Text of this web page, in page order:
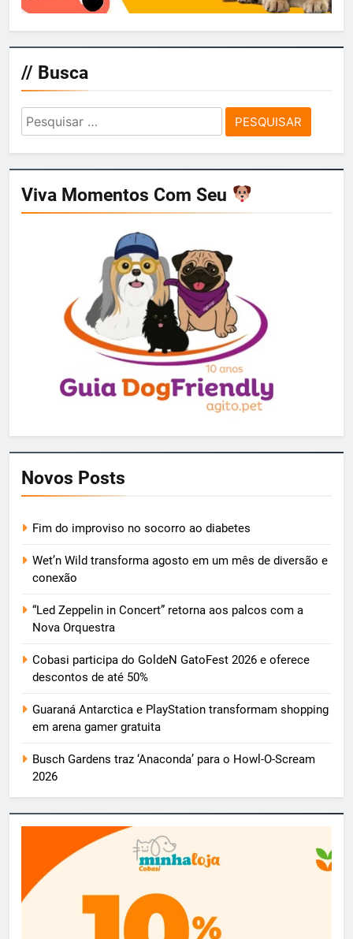
// Busca
Pesquisar
por:
Viva Momentos Com Seu
Novos Posts
Fim do improviso no socorro ao diabetes
Wet’n Wild transforma agosto em um mês de diversão e
conexão
“Led Zeppelin in Concert” retorna aos palcos com a
Nova Orquestra
Cobasi participa do GoldeN GatoFest 2026 e oferece
descontos de até 50%
Guaraná Antarctica e PlayStation transformam shopping
em arena gamer gratuita
Busch Gardens traz ‘Anaconda’ para o Howl-O-Scream
2026